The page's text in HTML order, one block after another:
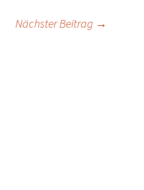
Nächster Beitrag →